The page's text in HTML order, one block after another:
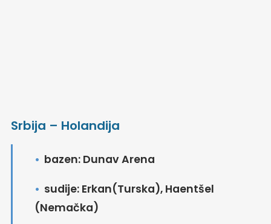
Srbija – Holandija
bazen: Dunav Arena
sudije: Erkan(Turska), Haentšel
(Nemačka)